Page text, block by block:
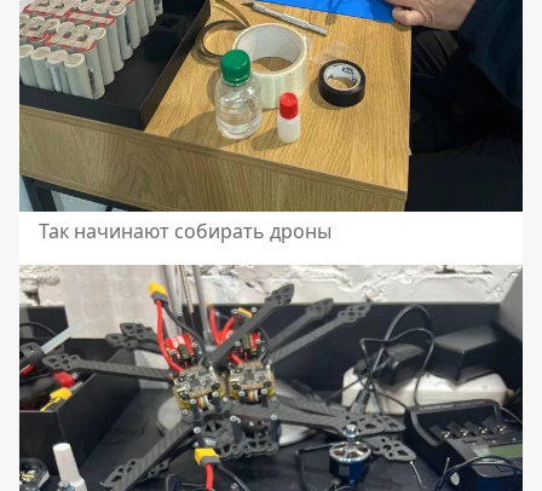
Так начинают собирать дроны